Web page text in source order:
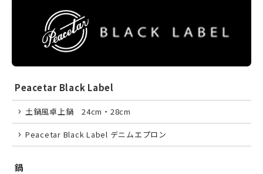
Peacetar Black Label
土鍋風卓上鍋 24cm・28cm
Peacetar Black Label デニムエプロン
鍋